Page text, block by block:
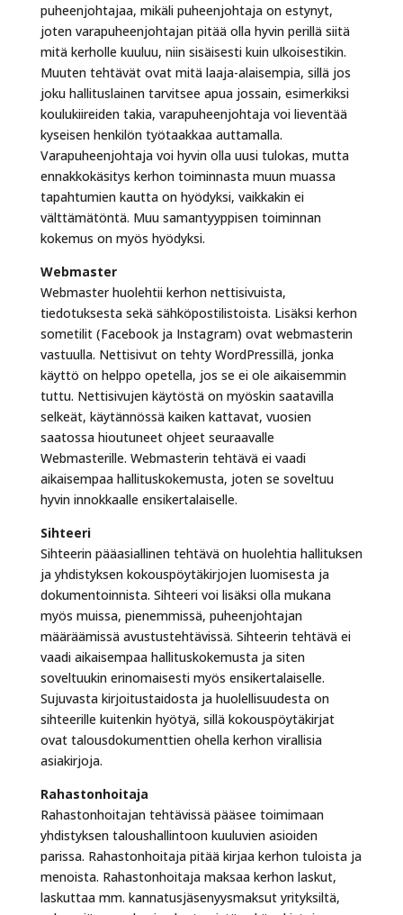
puheenjohtajaa, mikäli puheenjohtaja on estynyt,
joten varapuheenjohtajan pitää olla hyvin perillä siitä
mitä kerholle kuuluu, niin sisäisesti kuin ulkoisestikin.
Muuten tehtävät ovat mitä laaja-alaisempia, sillä jos
joku hallituslainen tarvitsee apua jossain, esimerkiksi
koulukiireiden takia, varapuheenjohtaja voi lieventää
kyseisen henkilön työtaakkaa auttamalla.
Varapuheenjohtaja voi hyvin olla uusi tulokas, mutta
ennakkokäsitys kerhon toiminnasta muun muassa
tapahtumien kautta on hyödyksi, vaikkakin ei
välttämätöntä. Muu samantyyppisen toiminnan
kokemus on myös hyödyksi.
Webmaster
Webmaster huolehtii kerhon nettisivuista,
tiedotuksesta sekä sähköpostilistoista. Lisäksi kerhon
sometilit (Facebook ja Instagram) ovat webmasterin
vastuulla. Nettisivut on tehty WordPressillä, jonka
käyttö on helppo opetella, jos se ei ole aikaisemmin
tuttu. Nettisivujen käytöstä on myöskin saatavilla
selkeät, käytännössä kaiken kattavat, vuosien
saatossa hioutuneet ohjeet seuraavalle
Webmasterille. Webmasterin tehtävä ei vaadi
aikaisempaa hallituskokemusta, joten se soveltuu
hyvin innokkaalle ensikertalaiselle.
Sihteeri
Sihteerin pääasiallinen tehtävä on huolehtia hallituksen
ja yhdistyksen kokouspöytäkirjojen luomisesta ja
dokumentoinnista. Sihteeri voi lisäksi olla mukana
myös muissa, pienemmissä, puheenjohtajan
määräämissä avustustehtävissä. Sihteerin tehtävä ei
vaadi aikaisempaa hallituskokemusta ja siten
soveltuukin erinomaisesti myös ensikertalaiselle.
Sujuvasta kirjoitustaidosta ja huolellisuudesta on
sihteerille kuitenkin hyötyä, sillä kokouspöytäkirjat
ovat talousdokumenttien ohella kerhon virallisia
asiakirjoja.
Rahastonhoitaja
Rahastonhoitajan tehtävissä pääsee toimimaan
yhdistyksen taloushallintoon kuuluvien asioiden
parissa. Rahastonhoitaja pitää kirjaa kerhon tuloista ja
menoista. Rahastonhoitaja maksaa kerhon laskut,
laskuttaa mm. kannatusjäsenyysmaksut yrityksiltä,